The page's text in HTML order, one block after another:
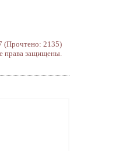
(Прочтено: 2135)
защищены.